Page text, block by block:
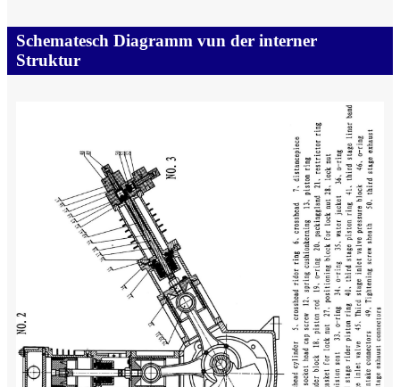
Schematesch Diagramm vun der interner
Struktur